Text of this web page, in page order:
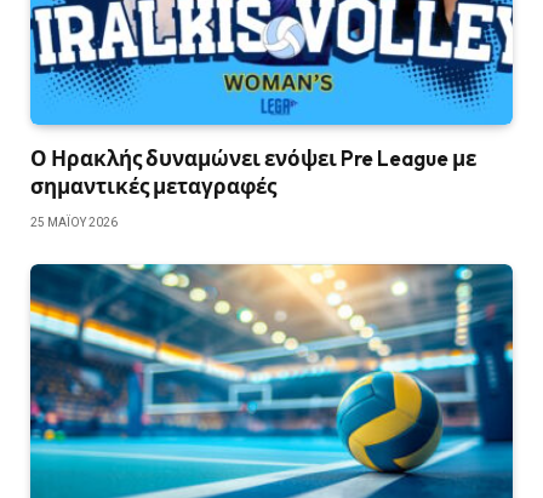
Ο Ηρακλής δυναμώνει ενόψει Pre League με
σημαντικές μεταγραφές
25 ΜΑΪ́ΟΥ 2026